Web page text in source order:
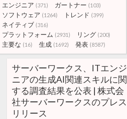
エンジニア (371) ガートナー (103)
ソフトウェア (1264) トレンド (399)
ネイティブ (316)
プラットフォーム (2931) リング (200)
主要な (16) 生成 (1692) 発表 (8587)
サーバーワークス、ITエンジ
ニアの生成AI関連スキルに関
する調査結果を公表 | 株式会
社サーバーワークスのプレス
リリース